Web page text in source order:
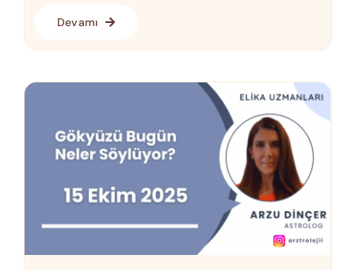
Devamı